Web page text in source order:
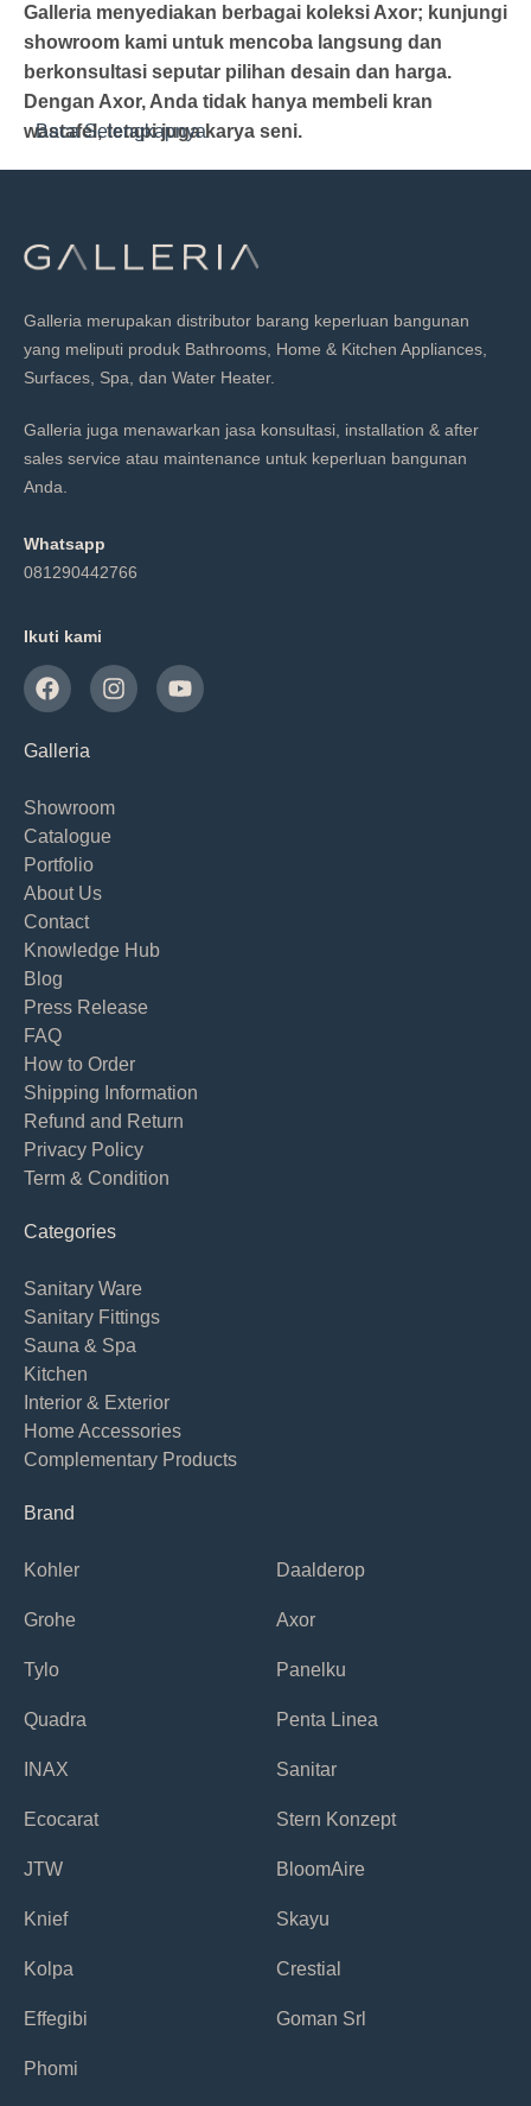
Galleria menyediakan berbagai koleksi Axor; kunjungi
showroom kami untuk mencoba langsung dan
berkonsultasi seputar pilihan desain dan harga.
Dengan Axor, Anda tidak hanya membeli kran
wastafel, tetapi juga karya seni.
Baca Selengkapnya
Galleria merupakan distributor barang keperluan bangunan
yang meliputi produk Bathrooms, Home & Kitchen Appliances,
Surfaces, Spa, dan Water Heater.
Galleria juga menawarkan jasa konsultasi, installation & after
sales service atau maintenance untuk keperluan bangunan
Anda.
Whatsapp
081290442766
Ikuti kami
Galleria
Showroom
Catalogue
Portfolio
About Us
Contact
Knowledge Hub
Blog
Press Release
FAQ
How to Order
Shipping Information
Refund and Return
Privacy Policy
Term & Condition
Categories
Sanitary Ware
Sanitary Fittings
Sauna & Spa
Kitchen
Interior & Exterior
Home Accessories
Complementary Products
Brand
Kohler
Grohe
Tylo
Quadra
INAX
Ecocarat
JTW
Knief
Kolpa
Effegibi
Phomi
Daalderop
Axor
Panelku
Penta Linea
Sanitar
Stern Konzept
BloomAire
Skayu
Crestial
Goman Srl